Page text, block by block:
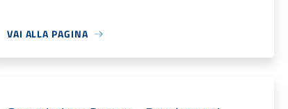
VAI ALLA PAGINA